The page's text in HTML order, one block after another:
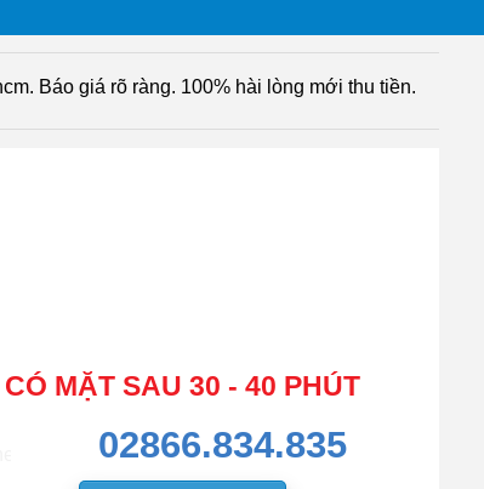
Báo giá rõ ràng. 100% hài lòng mới thu tiền.
CÓ MẶT SAU 30 - 40 PHÚT
02866.834.835